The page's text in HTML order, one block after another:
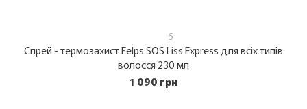
5
Спрей - термозахист Felps SOS Liss Express для всіх типів
волосся 230 мл
1 090 грн